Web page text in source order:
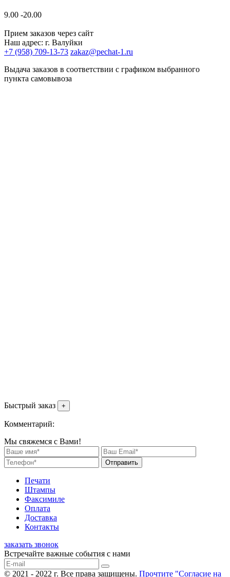
9.00 -20.00
Прием заказов через сайт
Наш адрес: г. Валуйки
+7 (958) 709-13-73 zakaz@pechat-1.ru
Выдача заказов в соответствии с графиком выбранного
пункта самовывоза
Быстрый заказ +
Комментарий:
Мы свяжемся с Вами!
Отправить
Печати
Штампы
Факсимиле
Оплата
Доставка
Контакты
заказать звонок
Встречайте важные события с нами
© 2021 - 2022 г. Все права защищены. Прочтите "Согласие на